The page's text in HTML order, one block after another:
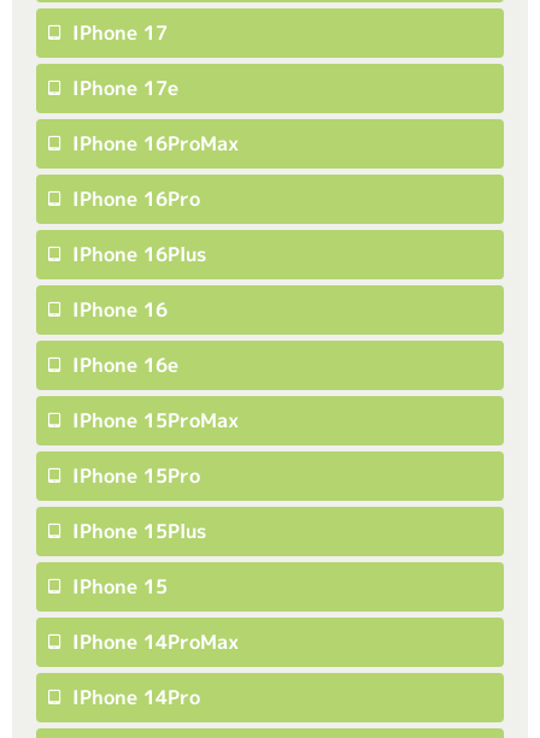
IPhone 17
IPhone 17e
IPhone 16ProMax
IPhone 16Pro
IPhone 16Plus
IPhone 16
IPhone 16e
IPhone 15ProMax
IPhone 15Pro
IPhone 15Plus
IPhone 15
IPhone 14ProMax
IPhone 14Pro